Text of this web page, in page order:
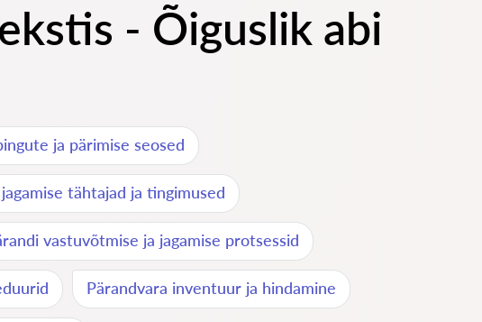
- Õiguslik abi
ja pärimise seosed
tähtajad ja tingimused
vastuvõtmise ja jagamise protsessid
Pärandvara inventuur ja hindamine